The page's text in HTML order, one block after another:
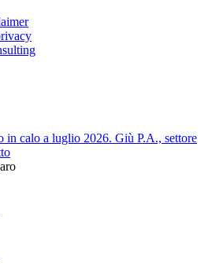
in calo a luglio 2026. Giù P.A., settore